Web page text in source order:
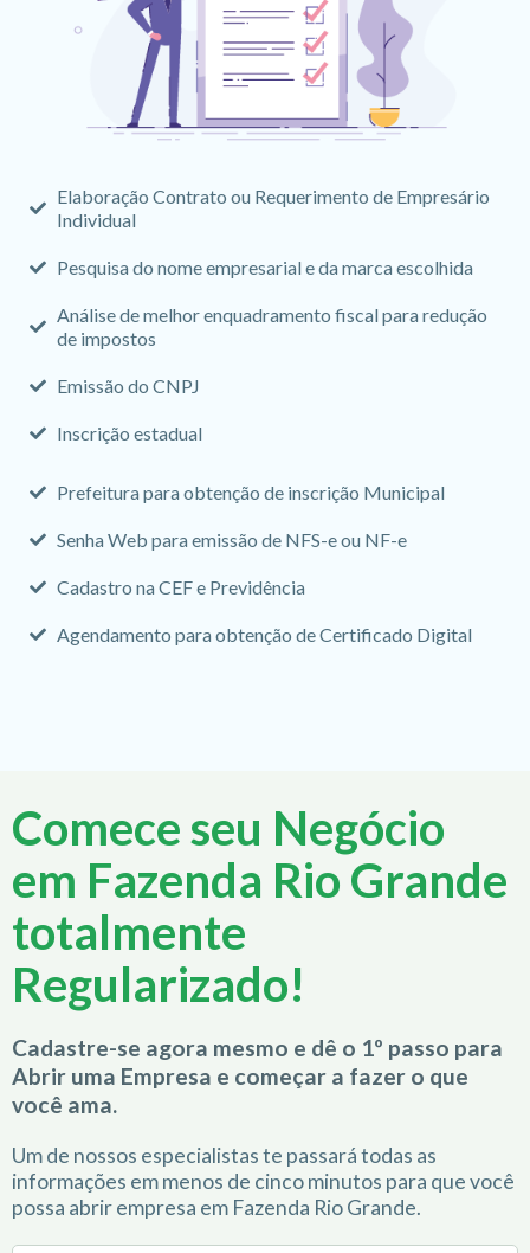
Elaboração Contrato ou Requerimento de Empresário
Individual
Pesquisa do nome empresarial e da marca escolhida
Análise de melhor enquadramento fiscal para redução
de impostos
Emissão do CNPJ
Inscrição estadual
Prefeitura para obtenção de inscrição Municipal
Senha Web para emissão de NFS-e ou NF-e
Cadastro na CEF e Previdência
Agendamento para obtenção de Certificado Digital
Comece seu Negócio
em Fazenda Rio Grande
totalmente
Regularizado!
Cadastre-se agora mesmo e dê o 1º passo para
Abrir uma Empresa e começar a fazer o que
você ama.
Um de nossos especialistas te passará todas as
informações em menos de cinco minutos para que você
possa abrir empresa em Fazenda Rio Grande.